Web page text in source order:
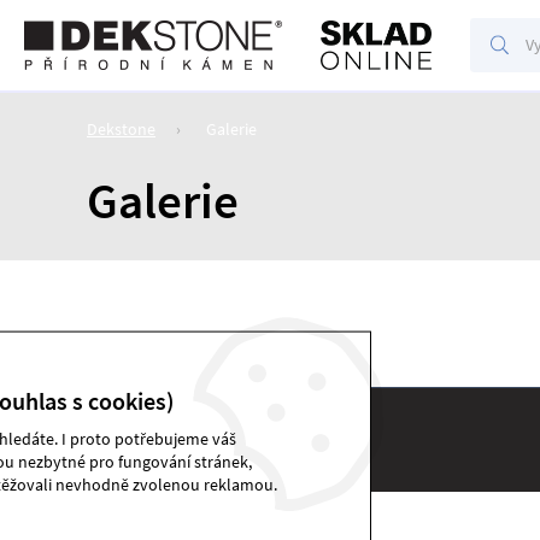
Galerie
DEKSTONE sklad | © 2026
s cookies)
I proto potřebujeme váš
nezbytné pro fungování stránek,
nevhodně zvolenou reklamou.